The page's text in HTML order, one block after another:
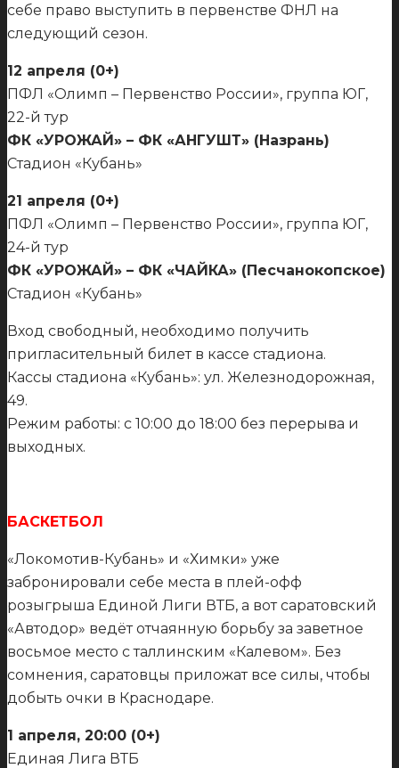
себе право выступить в первенстве ФНЛ на
следующий сезон.
12 апреля (0+)
ПФЛ «Олимп – Первенство России», группа ЮГ,
22-й тур
ФК «УРОЖАЙ» – ФК «АНГУШТ» (Назрань)
Стадион «Кубань»
21 апреля (0+)
ПФЛ «Олимп – Первенство России», группа ЮГ,
24-й тур
ФК «УРОЖАЙ» – ФК «ЧАЙКА» (Песчанокопское)
Стадион «Кубань»
Вход свободный, необходимо получить
пригласительный билет в кассе стадиона.
Кассы стадиона «Кубань»: ул. Железнодорожная,
49.
Режим работы: с 10:00 до 18:00 без перерыва и
выходных.
БАСКЕТБОЛ
«Локомотив-Кубань» и «Химки» уже
забронировали себе места в плей-офф
розыгрыша Единой Лиги ВТБ, а вот саратовский
«Автодор» ведёт отчаянную борьбу за заветное
восьмое место с таллинским «Калевом». Без
сомнения, саратовцы приложат все силы, чтобы
добыть очки в Краснодаре.
1 апреля, 20:00 (0+)
Единая Лига ВТБ